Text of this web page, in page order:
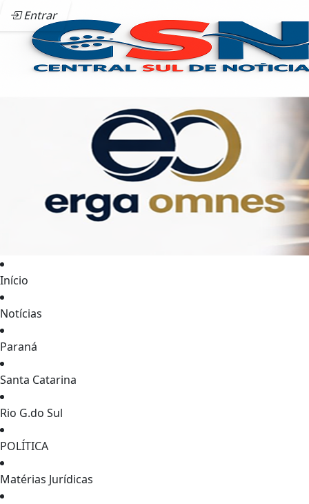
Entrar
Início
Notícias
Paraná
Santa Catarina
Rio G.do Sul
POLÍTICA
Matérias Jurídicas